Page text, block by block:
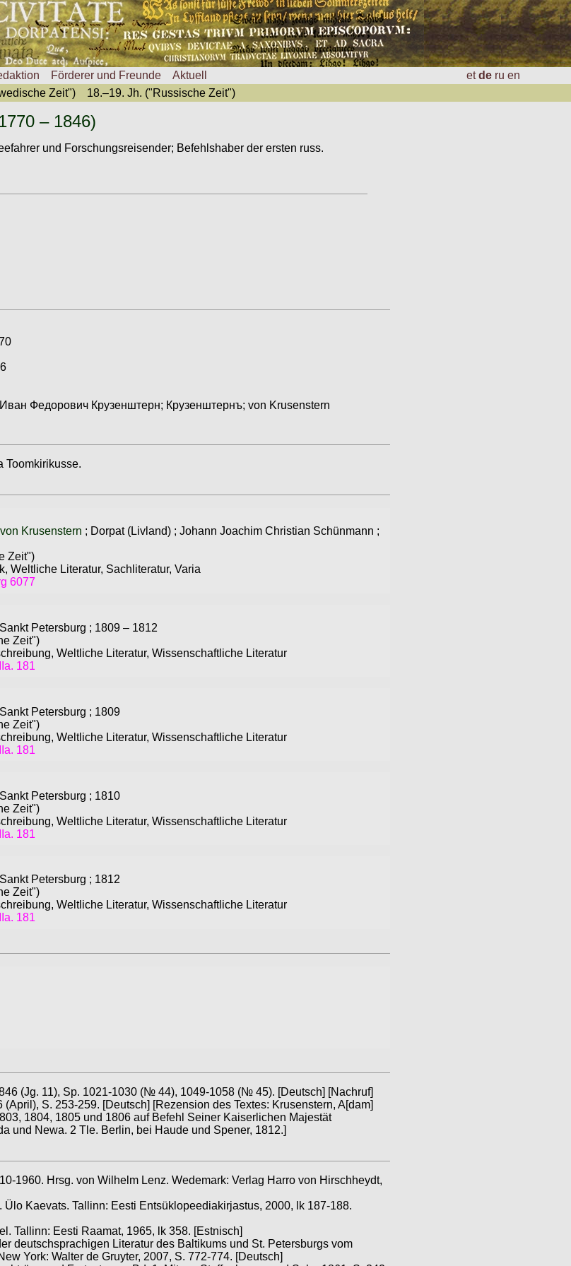
et de ru en
Förderer und Freunde
Aktuell
Zeit") 18.–19. Jh. ("Russische Zeit")
– 1846)
und Forschungsreisender; Befehlshaber der ersten russ.
Федорович Крузенштерн; Крузенштернъ; von Krusenstern
Toomkirikusse.
Krusenstern ; Dorpat (Livland) ; Johann Joachim Christian Schünmann ;
Zeit")
Weltliche Literatur, Sachliteratur, Varia
6077
Sankt Petersburg ; 1809 – 1812
Zeit")
Weltliche Literatur, Wissenschaftliche Literatur
181
Sankt Petersburg ; 1809
Zeit")
Weltliche Literatur, Wissenschaftliche Literatur
181
Sankt Petersburg ; 1810
Zeit")
Weltliche Literatur, Wissenschaftliche Literatur
181
Sankt Petersburg ; 1812
Zeit")
Weltliche Literatur, Wissenschaftliche Literatur
181
(Jg. 11), Sp. 1021-1030 (№ 44), 1049-1058 (№ 45). [Deutsch] [Nachruf]
S. 253-259. [Deutsch] [Rezension des Textes: Krusenstern, A[dam]
1804, 1805 und 1806 auf Befehl Seiner Kaiserlichen Majestät
und Newa. 2 Tle. Berlin, bei Haude und Spener, 1812.]
1960. Hrsg. von Wilhelm Lenz. Wedemark: Verlag Harro von Hirschheydt,
Kaevats. Tallinn: Eesti Entsüklopeediakirjastus, 2000, lk 187-188.
Tallinn: Eesti Raamat, 1965, lk 358. [Estnisch]
deutschsprachigen Literatur des Baltikums und St. Petersburgs vom
York: Walter de Gruyter, 2007, S. 772-774. [Deutsch]